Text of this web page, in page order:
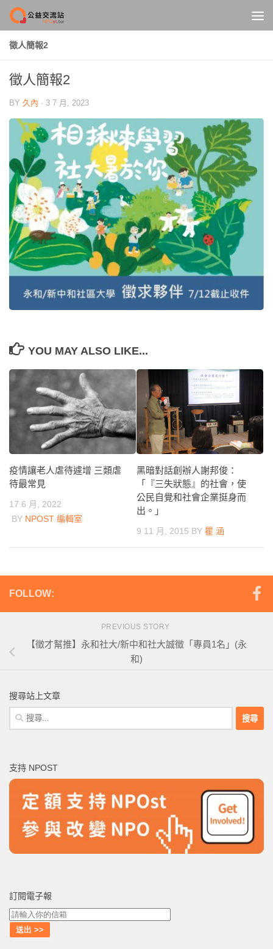
Skip to content
徵人簡報2
徵人簡報2
BY 久內 · 3 7 月, 2023
YOU MAY ALSO LIKE...
疫情讓老人虐待遽增 三類虐
待最常見
17 6 月, 2022
BY NPOST 編輯室
黑暗對話創辦人謝邦俊：
「『三失狀態』的社會，使
公民自覺和社會企業挺身而
出。」
9 11 月, 2015 BY 瞿 涵
FOLLOW:
PREVIOUS STORY
【徵才幫推】永和社大/新中和社大誠徵「專員1名」(永
和)
搜尋站上文章
搜
尋
字:
支持 NPOST
訂閱電子報